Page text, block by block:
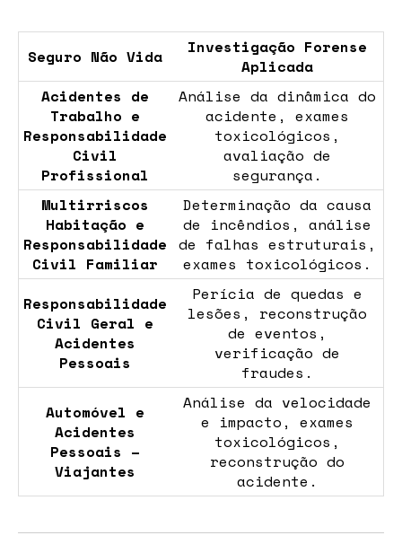
Seguro Não Vida
Investigação Forense
Aplicada
Acidentes de
Trabalho e
Responsabilidade
Civil
Profissional
Análise da dinâmica do
acidente, exames
toxicológicos,
avaliação de
segurança.
Multirriscos
Habitação e
Responsabilidade
Civil Familiar
Determinação da causa
de incêndios, análise
de falhas estruturais,
exames toxicológicos.
Responsabilidade
Civil Geral e
Acidentes
Pessoais
Perícia de quedas e
lesões, reconstrução
de eventos,
verificação de
fraudes.
Automóvel e
Acidentes
Pessoais –
Viajantes
Análise da velocidade
e impacto, exames
toxicológicos,
reconstrução do
acidente.